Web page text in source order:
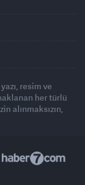
resim ve
her türlü
alınmaksızın,